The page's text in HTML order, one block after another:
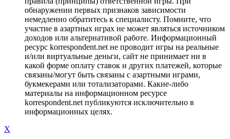
обнаружении первых признаков зависимости
немедленно обратитесь к специалисту. Помните, что
участие в азартных играх не может являться источником
доходов или альтернативой работе. Информационный
ресурс korrespondent.net не проводит игры на реальные
и/или виртуальные деньги, сайт не принимает ни в
какой форме оплату ставок и других платежей, которые
связаны/могут быть связаны с азартными играми,
букмекерами или тотализаторами. Какие-либо
материалы на информационном ресурсе
korrespondent.net публикуются исключительно в
информационных целях.
X